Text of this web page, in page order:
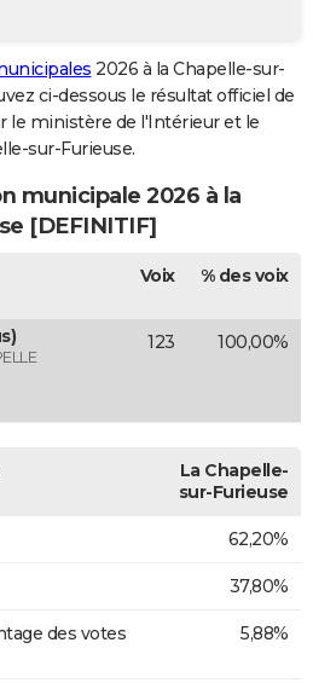
2026 à la Chapelle-sur-
ci-dessous le résultat officiel de
le ministère de l'Intérieur et le
sur-Furieuse.
municipale 2026 à la
[DEFINITIF]
Voix % des voix
123 100,00%
La Chapelle-
sur-Furieuse
62,20%
37,80%
des votes
5,88%